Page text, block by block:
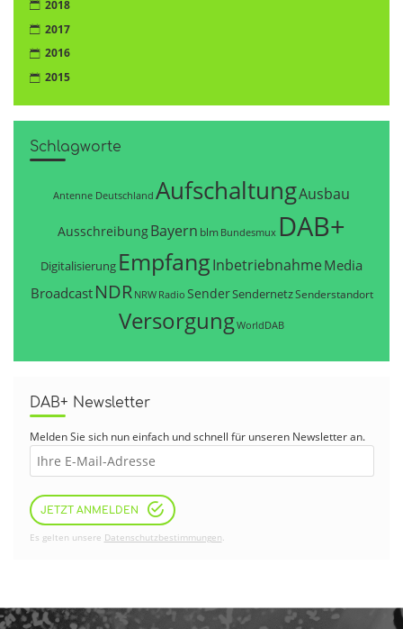
2018
2017
2016
2015
Schlagworte
Antenne Deutschland AufschaltungAusbau
AusschreibungBayern blm Bundesmux DAB+
Digitalisierung EmpfangInbetriebnahme Media
Broadcast NDR NRW Radio SenderSendernetzSenderstandort
VersorgungWorldDAB
DAB+ Newsletter
Melden Sie sich nun einfach und schnell für unseren Newsletter an.
JETZT ANMELDEN
Es gelten unsere Datenschutzbestimmungen